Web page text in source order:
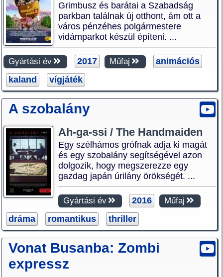
Grimbusz és barátai a Szabadság
parkban találnak új otthont, ám ott a
város pénzéhes polgármestere
vidámparkot készül építeni. ...
Gyártási év 2017 Műfaj
animációs
kaland
vígjáték
A szobalány
Ah-ga-ssi / The Handmaiden
Egy szélhámos grófnak adja ki magát
és egy szobalány segítségével azon
dolgozik, hogy megszerezze egy
gazdag japán úrilány örökségét. ...
Gyártási év 2016 Műfaj
dráma romantikus thriller
Vonat Busanba: Zombi
expressz